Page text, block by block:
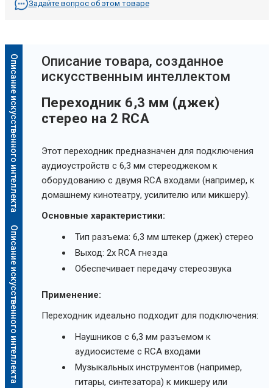
Задайте вопрос об этом товаре
Описание искусственного интеллекта
Описание искусственного интеллекта
Oписание товара, созданное
искусственным интеллектом
Переходник 6,3 мм (джек)
стерео на 2 RCA
Этот переходник предназначен для подключения
аудиоустройств с 6,3 мм стереоджеком к
оборудованию с двумя RCA входами (например, к
домашнему кинотеатру, усилителю или микшеру).
Основные характеристики:
Тип разъема: 6,3 мм штекер (джек) стерео
Выход: 2x RCA гнезда
Обеспечивает передачу стереозвука
Применение:
Переходник идеально подходит для подключения:
Наушников с 6,3 мм разъемом к
аудиосистеме с RCA входами
Музыкальных инструментов (например,
гитары, синтезатора) к микшеру или